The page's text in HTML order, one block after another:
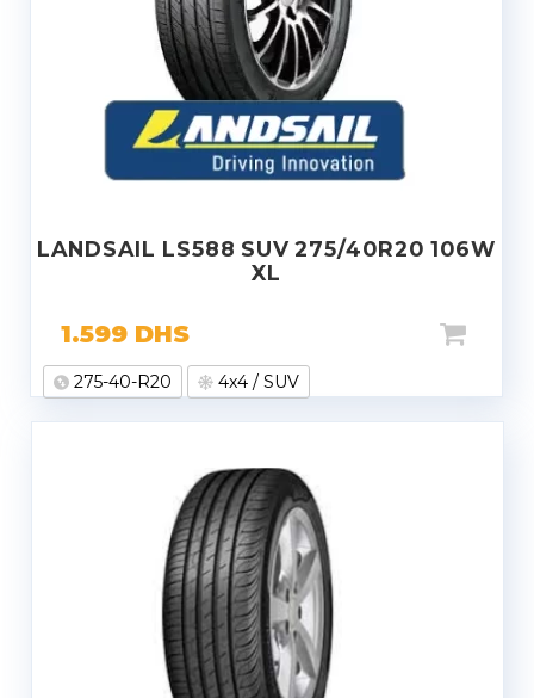
LANDSAIL LS588 SUV 275/40R20 106W
XL
1.599 DHS
275-40-R20 4x4 / SUV